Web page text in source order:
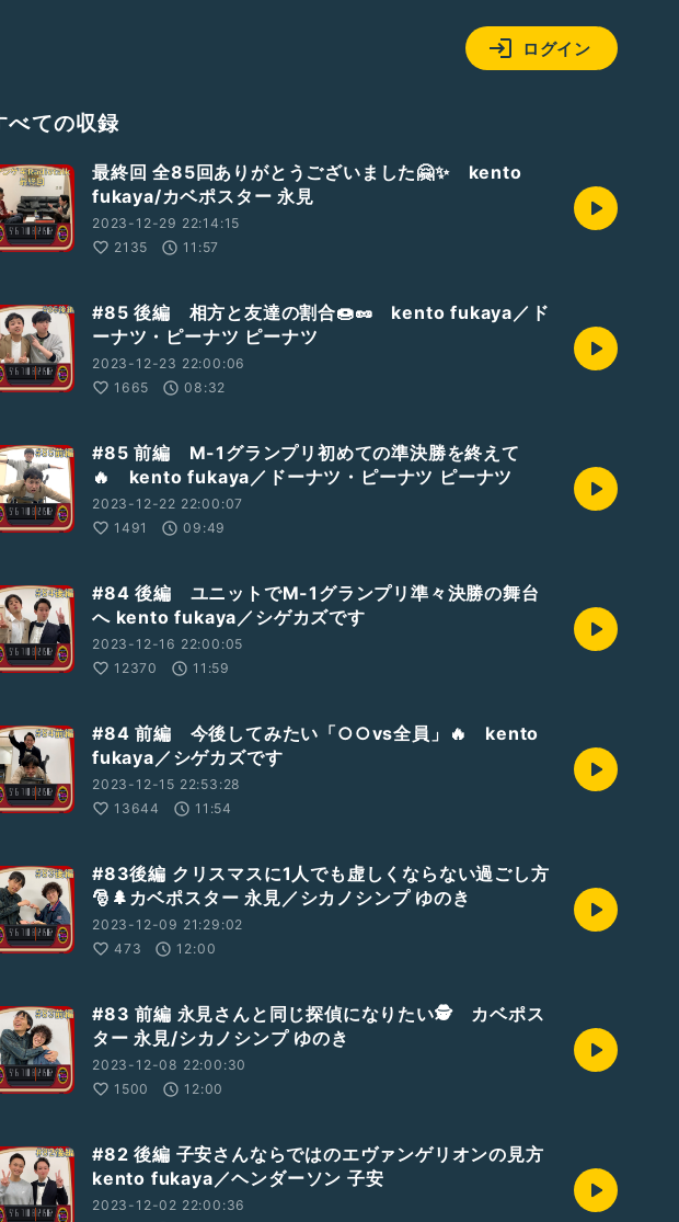
ログイン
べての収録
最終回 全85回ありがとうございました🤗✨ kento
fukaya/カベポスター 永見
2023-12-29 22:14:15
2135
11:57
#85 後編 相方と友達の割合🍩🥜 kento fukaya／ド
ーナツ・ピーナツ ピーナツ
2023-12-23 22:00:06
1665
08:32
#85 前編 M-1グランプリ初めての準決勝を終えて
🔥 kento fukaya／ドーナツ・ピーナツ ピーナツ
2023-12-22 22:00:07
1491
09:49
#84 後編 ユニットでM-1グランプリ準々決勝の舞台
へ kento fukaya／シゲカズです
2023-12-16 22:00:05
12370
11:59
#84 前編 今後してみたい「○○vs全員」🔥 kento
fukaya／シゲカズです
2023-12-15 22:53:28
13644
11:54
#83後編 クリスマスに1人でも虚しくならない過ごし方
🎅🌲カベポスター 永見／シカノシンプ ゆのき
2023-12-09 21:29:02
473
12:00
#83 前編 永見さんと同じ探偵になりたい🕵 カベポス
ター 永見/シカノシンプ ゆのき
2023-12-08 22:00:30
1500
12:00
#82 後編 子安さんならではのエヴァンゲリオンの見方
kento fukaya／ヘンダーソン 子安
2023-12-02 22:00:36